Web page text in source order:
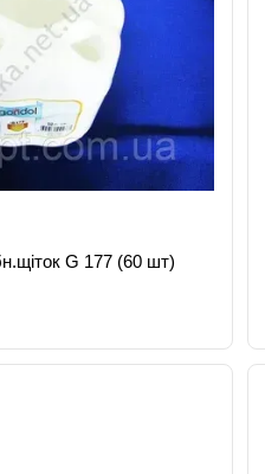
G 177 (60 шт)